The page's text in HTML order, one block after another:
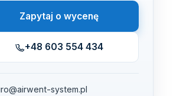
Zapytaj o wycenę
+48 603 554 434
system.pl